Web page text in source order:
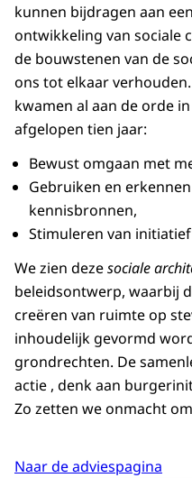
kunnen bijdragen aan
ontwikkeling van sociale
de bouwstenen van de
ons tot elkaar
kwamen al aan de orde
afgelopen tien jaar:
Bewust omgaan met
Gebruiken en
kennisbronnen,
Stimuleren van
We zien dezesociale
beleidsontwerp, waarbij
creëren van ruimte op
inhoudelijk gevormd
grondrechten. De
actie , denk aan
Zo zetten we onmacht
Naar de adviespagina